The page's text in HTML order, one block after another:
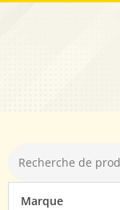
Marque